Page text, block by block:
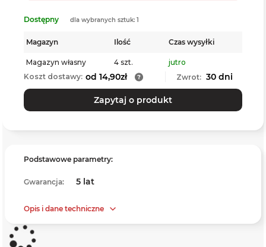
Dostępny dla wybranych sztuk: 1
Magazyn Ilość Czas wysyłki
Magazyn własny 4 szt.
jutro
Koszt dostawy: od 14,90zł Zwrot: 30 dni
Zapytaj o produkt
Podstawowe parametry:
Gwarancja: 5 lat
Opis i dane techniczne